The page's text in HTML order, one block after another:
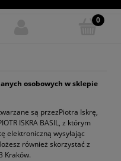
osobowych w sklepie
są przezPiotra Iskrę,
ISKRA BASIL, z którym
elektroniczną wysyłając
również skorzystać z
Kraków.